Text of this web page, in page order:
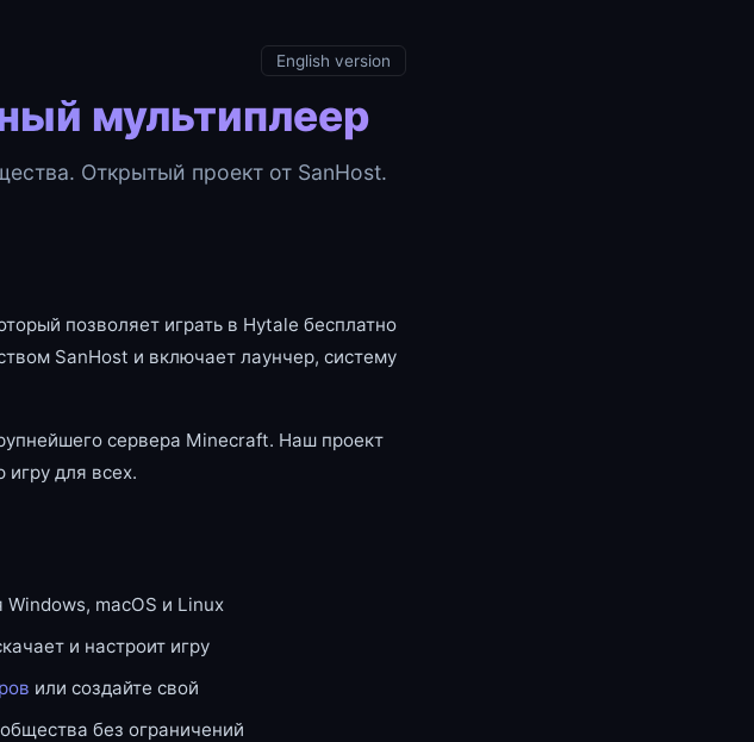
English version
мультиплеер
Открытый проект от SanHost.
позволяет играть в Hytale бесплатно
SanHost и включает лаунчер, систему
сервера Minecraft. Наш проект
для всех.
Windows, macOS и Linux
и настроит игру
или создайте свой
без ограничений